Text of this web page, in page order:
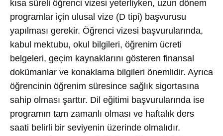
kısa süreli öğrenci vizesi yeterliyken, uzun dönem
programlar için ulusal vize (D tipi) başvurusu
yapılması gerekir. Öğrenci vizesi başvurularında,
kabul mektubu, okul bilgileri, öğrenim ücreti
belgeleri, geçim kaynaklarını gösteren finansal
dokümanlar ve konaklama bilgileri önemlidir. Ayrıca
öğrencinin öğrenim süresince sağlık sigortasına
sahip olması şarttır. Dil eğitimi başvurularında ise
programın tam zamanlı olması ve haftalık ders
saati belirli bir seviyenin üzerinde olmalıdır.